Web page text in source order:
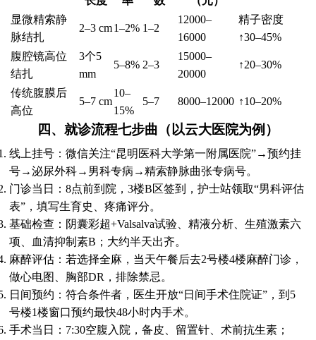
显微精索静
脉结扎
2–3 cm1–2% 1–2
12000–
16000
精子密度
↑30–45%
腹腔镜高位
结扎
3个5
mm
5–8% 2–3
15000–
20000
↑20–30%
传统腹膜后
高位
5–7 cm
10–
15%
5–7 8000–12000 ↑10–20%
四、就诊流程七步曲（以云大医院为例）
线上挂号：微信关注“昆明医科大学第一附属医院”→预约挂
号→泌尿外科→男科专病→精索静脉曲张专病号。
门诊当日：8点前到院，3楼B区签到，护士站领取“男科评估
表”，填写生育史、疼痛评分。
基础检查：阴囊彩超+Valsalva试验、精液分析、生殖激素六
项、血清抑制素B；大约半天出齐。
麻醉评估：若选择全麻，当天午餐后去2号楼4楼麻醉门诊，
做心电图、胸部DR，排除禁忌。
日间预约：符合条件者，医生开放“日间手术住院证”，到5
号楼1楼窗口预约最快48小时内手术。
手术当日：7:30空腹入院，备皮、留置针、术前抗生素；